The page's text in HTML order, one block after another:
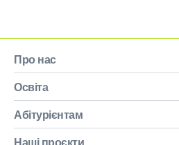
Про нас
Освіта
Абітурієнтам